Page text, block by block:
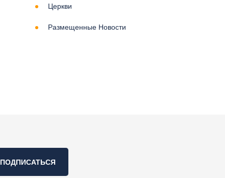
Церкви
Размещенные Новости
ПОДПИСАТЬСЯ